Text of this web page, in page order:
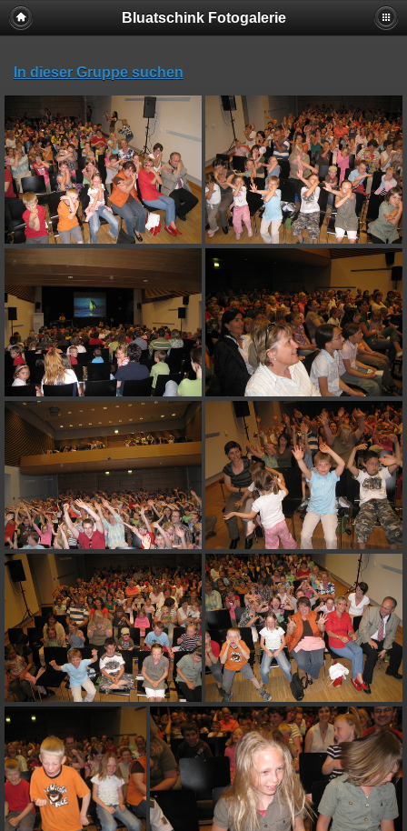
Bluatschink Fotogalerie
In dieser Gruppe suchen